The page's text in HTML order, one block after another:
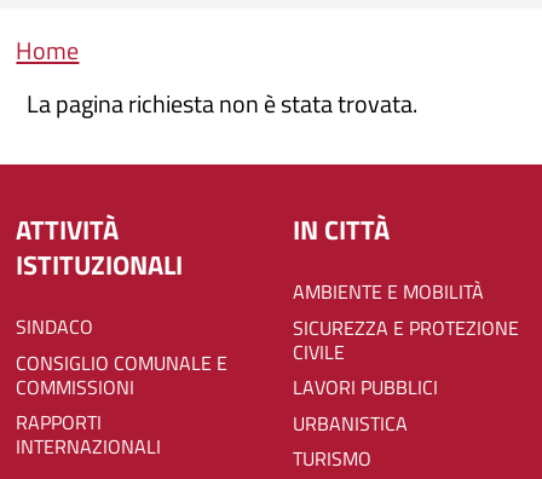
Briciole di pane
Home
La pagina richiesta non è stata trovata.
ATTIVITÀ
ISTITUZIONALI
SINDACO
CONSIGLIO COMUNALE E
COMMISSIONI
RAPPORTI
INTERNAZIONALI
IN CITTÀ
AMBIENTE E MOBILITÀ
SICUREZZA E PROTEZIONE
CIVILE
LAVORI PUBBLICI
URBANISTICA
TURISMO